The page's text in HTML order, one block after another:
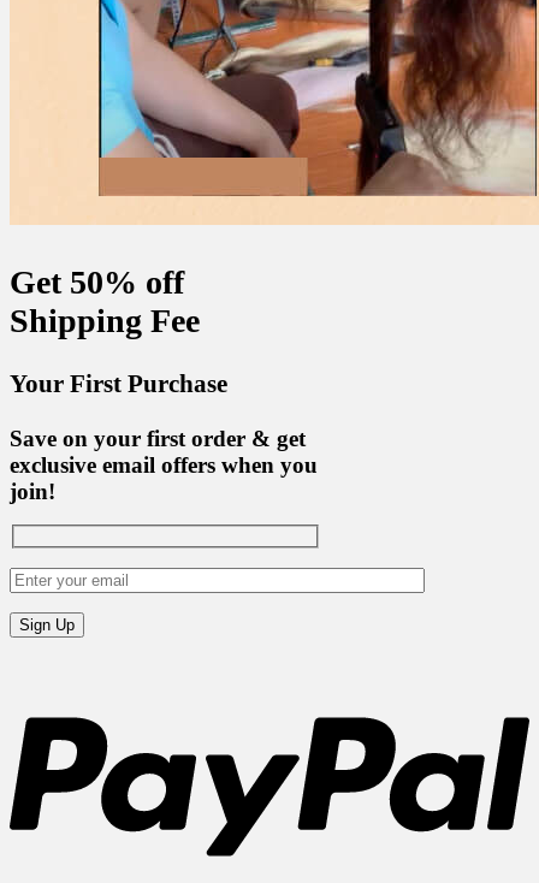
Get 50% off
Shipping Fee
Your First Purchase
Save on your first order & get
exclusive email offers when you
join!